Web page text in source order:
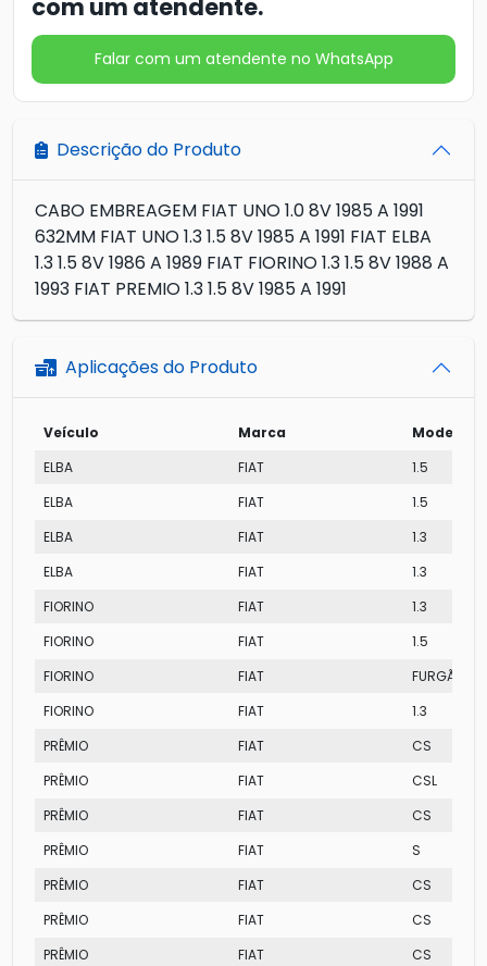
com um atendente.
Falar com um atendente no WhatsApp
Descrição do Produto
CABO EMBREAGEM FIAT UNO 1.0 8V 1985 A 1991
632MM FIAT UNO 1.3 1.5 8V 1985 A 1991 FIAT ELBA
1.3 1.5 8V 1986 A 1989 FIAT FIORINO 1.3 1.5 8V 1988 A
1993 FIAT PREMIO 1.3 1.5 8V 1985 A 1991
Aplicações do Produto
Veículo Marca
Modelo
ELBA
FIAT
1.5
ELBA
FIAT
1.5
ELBA
FIAT
1.3
ELBA
FIAT
1.3
FIORINO
FIAT
1.3
FIORINO
FIAT
1.5
FIORINO
FIAT
FURGÃO
FIORINO
FIAT
1.3
PRÊMIO
FIAT
CS
PRÊMIO
FIAT
CSL
PRÊMIO
FIAT
CS
PRÊMIO
FIAT
S
PRÊMIO
FIAT
CS
PRÊMIO
FIAT
CS
PRÊMIO
FIAT
CS